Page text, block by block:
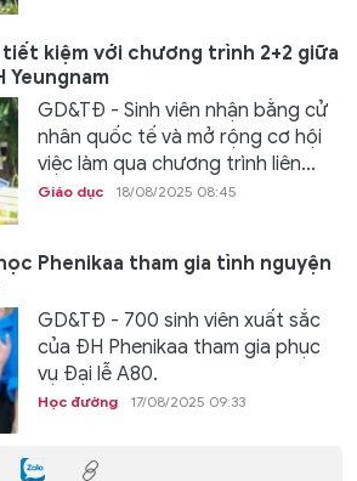
kiệm với chương trình 2+2 giữa
Yeungnam
GD&TĐ - Sinh viên nhận bằng cử
nhân quốc tế và mở rộng cơ hội
việc làm qua chương trình liên...
Giáo dục 18/08/2025 08:45
Phenikaa tham gia tình nguyện
GD&TĐ - 700 sinh viên xuất sắc
của ĐH Phenikaa tham gia phục
vụ Đại lễ A80.
Học đường 17/08/2025 09:33